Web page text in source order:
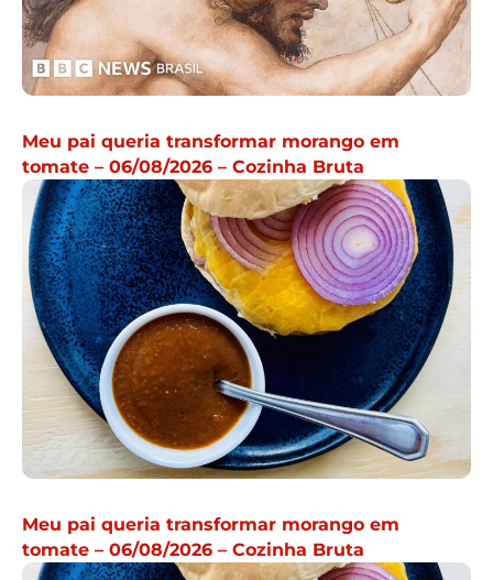
Meu pai queria transformar morango em
tomate – 06/08/2026 – Cozinha Bruta
Meu pai queria transformar morango em
tomate – 06/08/2026 – Cozinha Bruta